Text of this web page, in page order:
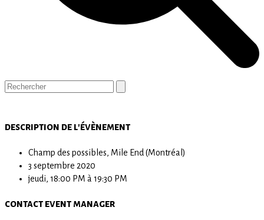
Open
mobile
Close
mobile
Panier
Search
description de l'évènement
Champ des possibles, Mile End (Montréal)
3 septembre 2020
jeudi, 18:00 PM à 19:30 PM
contact event manager